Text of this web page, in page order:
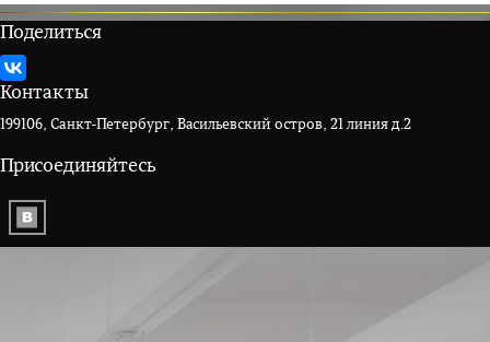
Поделиться
Контакты
199106, Санкт-Петербург, Васильевский остров, 21 линия д.2
Присоединяйтесь